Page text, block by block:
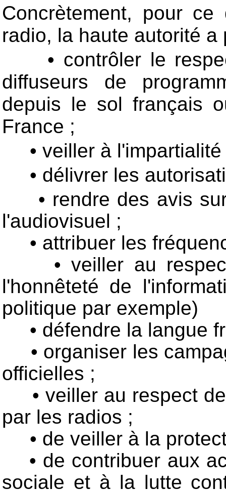
Concrètement, pour
radio, la haute autorité a
• contrôler le
diffuseurs de
depuis le sol français
France ;
• veiller à
• délivrer les
• rendre des avis
l'audiovisuel ;
• attribuer les
• veiller au
l'honnêteté de
politique par exemple)
• défendre la langue
• organiser les
officielles ;
• veiller au respect
par les radios ;
• de veiller à la
• de contribuer aux
sociale et à la lutte